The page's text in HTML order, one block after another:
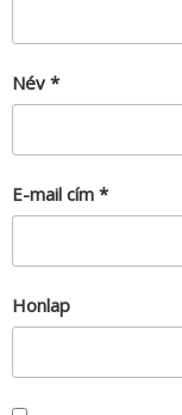
Név *
E-mail cím *
Honlap